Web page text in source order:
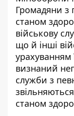
Громадяни
станом
військову
що й інші
урахуванням
визнаний
служби з
станом